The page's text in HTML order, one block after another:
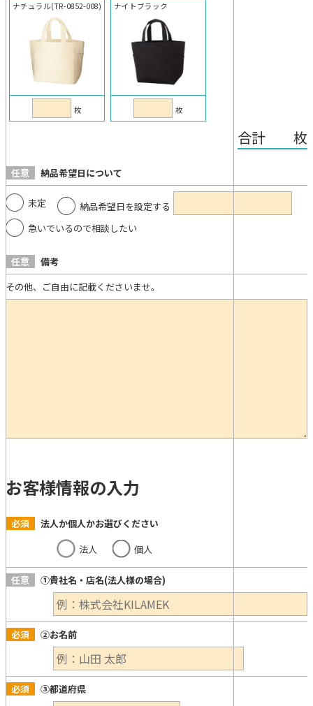
ナチュラル(TR-0852-008)
枚
ナイトブラック
枚
合計 枚
任意 納品希望日について
未定
納品希望日を設定する
急いでいるので相談したい
任意
備考
その他、ご自由に記載くださいませ。
お客様情報の入力
必須
法人か個人かお選びください
法人
個人
任意 ①貴社名・店名(法人様の場合)
必須 ②お名前
必須 ③都道府県